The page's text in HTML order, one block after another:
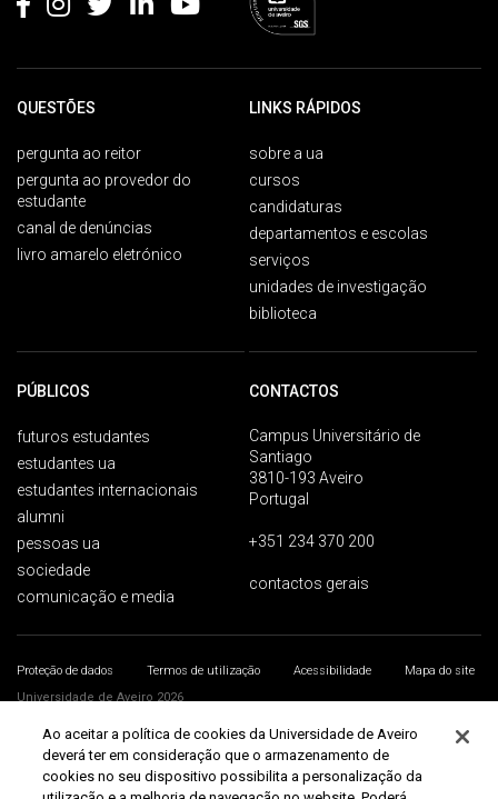
QUESTÕES
pergunta ao reitor
pergunta ao provedor do
estudante
canal de denúncias
livro amarelo eletrónico
LINKS RÁPIDOS
sobre a ua
cursos
candidaturas
departamentos e escolas
serviços
unidades de investigação
biblioteca
PÚBLICOS
futuros estudantes
estudantes ua
estudantes internacionais
alumni
pessoas ua
sociedade
comunicação e media
CONTACTOS
Campus Universitário de
Santiago
3810-193 Aveiro
Portugal
+351 234 370 200
contactos gerais
Proteção de dados Termos de utilização Acessibilidade
Mapa do site
Universidade de Aveiro 2026
Ao aceitar a política de cookies da Universidade de Aveiro
deverá ter em consideração que o armazenamento de
cookies no seu dispositivo possibilita a personalização da